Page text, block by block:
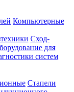
Компьютерные
Сход-
для
систем
Стапели